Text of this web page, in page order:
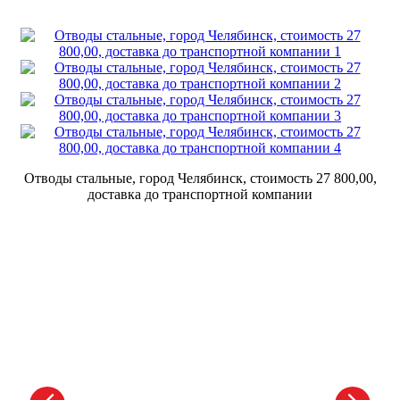
Отводы стальные, город Челябинск, стоимость 27 800,00,
доставка до транспортной компании